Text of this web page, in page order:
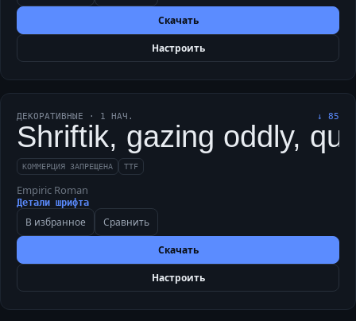
Скачать
Настроить
ДЕКОРАТИВНЫЕ · 1 НАЧ. ↓ 85
Shriftik, gazing oddly,
КОММЕРЦИЯ ЗАПРЕЩЕНА TTF
Empiric Roman
Детали шрифта
В избранное Сравнить
Скачать
Настроить